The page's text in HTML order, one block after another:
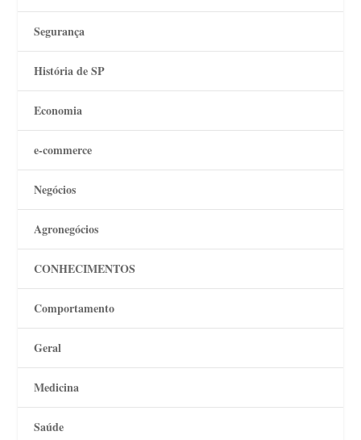
Segurança
História de SP
Economia
e-commerce
Negócios
Agronegócios
CONHECIMENTOS
Comportamento
Geral
Medicina
Saúde